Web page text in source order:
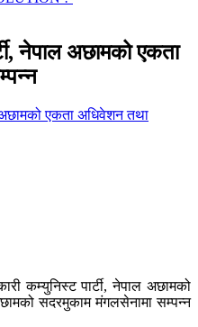
नेपाल अछामको एकता
कम्युनिस्ट पार्टी, नेपाल अछामको
सदरमुकाम मंगलसेनामा सम्पन्न